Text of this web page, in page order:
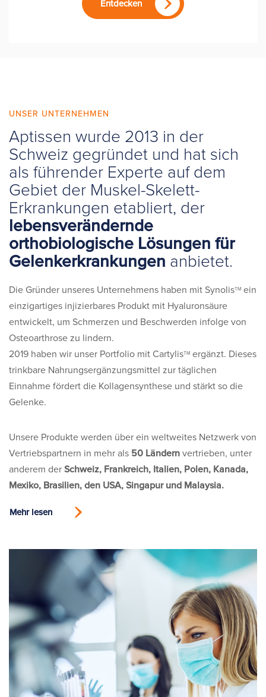
Entdecken
UNSER UNTERNEHMEN
Aptissen wurde 2013 in der
Schweiz gegründet und hat sich
als führender Experte auf dem
Gebiet der Muskel-Skelett-
Erkrankungen etabliert, der
lebensverändernde
orthobiologische Lösungen für
Gelenkerkrankungen anbietet.
Die Gründer unseres Unternehmens haben mit SynolisTM ein
einzigartiges injizierbares Produkt mit Hyaluronsäure
entwickelt, um Schmerzen und Beschwerden infolge von
Osteoarthrose zu lindern.
2019 haben wir unser Portfolio mit CartylisTM ergänzt. Dieses
trinkbare Nahrungsergänzungsmittel zur täglichen
Einnahme fördert die Kollagensynthese und stärkt so die
Gelenke.
Unsere Produkte werden über ein weltweites Netzwerk von
Vertriebspartnern in mehr als 50 Ländernvertrieben, unter
anderem derSchweiz, Frankreich, Italien, Polen, Kanada,
Mexiko, Brasilien, den USA, Singapur und Malaysia.
Mehr lesen